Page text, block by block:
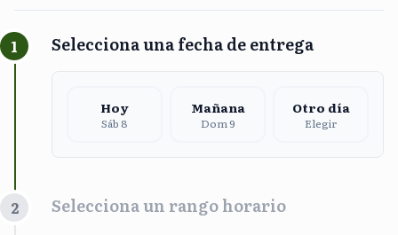
1 Selecciona una fecha de entrega
Hoy
Sáb 8
Mañana
Dom 9
Otro día
Elegir
2 Selecciona un rango horario